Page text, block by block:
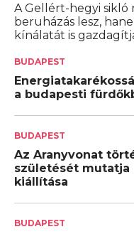
A Gellért-hegyi sikló
beruházás lesz,
kínálatát is
BUDAPEST
a budapesti
BUDAPEST
Az Aranyvonat
születését mutatja
kiállítása
BUDAPEST